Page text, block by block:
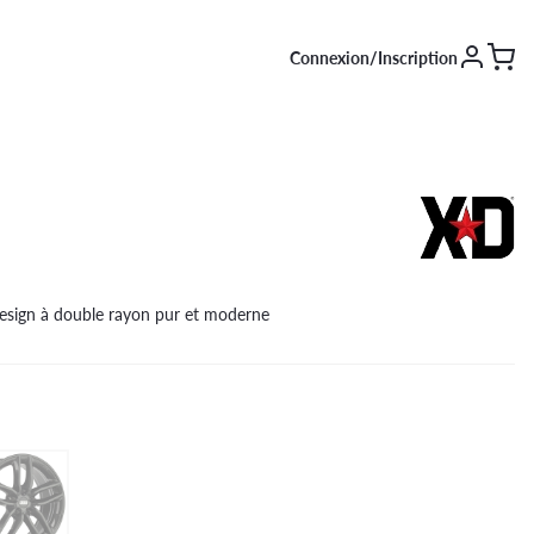
Connexion/Inscription
à double rayon pur et moderne